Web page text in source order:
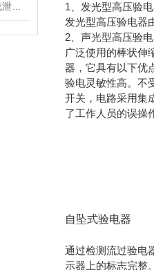
1、发光型高压验
发光型高压验电器
2、声光型高压验
广泛使用的棒状伸
器，它具有以下优
验电灵敏性高。不
开关，电路采用集
了工作人员的误操
自坠式验电器
通过检测流过验电
示器上的标志完整